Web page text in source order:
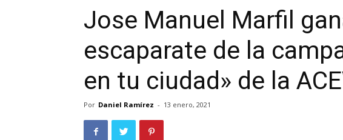
Jose Manuel Marfil
escaparate de la
en tu ciudad» de la
Por Daniel Ramírez - 13 enero, 2021